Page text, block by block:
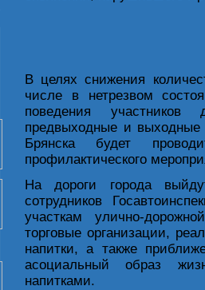
В целях снижения
числе в нетрезвом
поведения
предвыходные и
Брянска будет
профилактического
На дороги города
сотрудников
участкам улично-
торговые организации,
напитки, а также
асоциальный образ
напитками.